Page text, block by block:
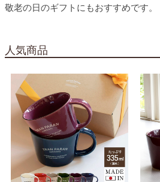
敬老の日のギフトにもおすすめです。
人気商品